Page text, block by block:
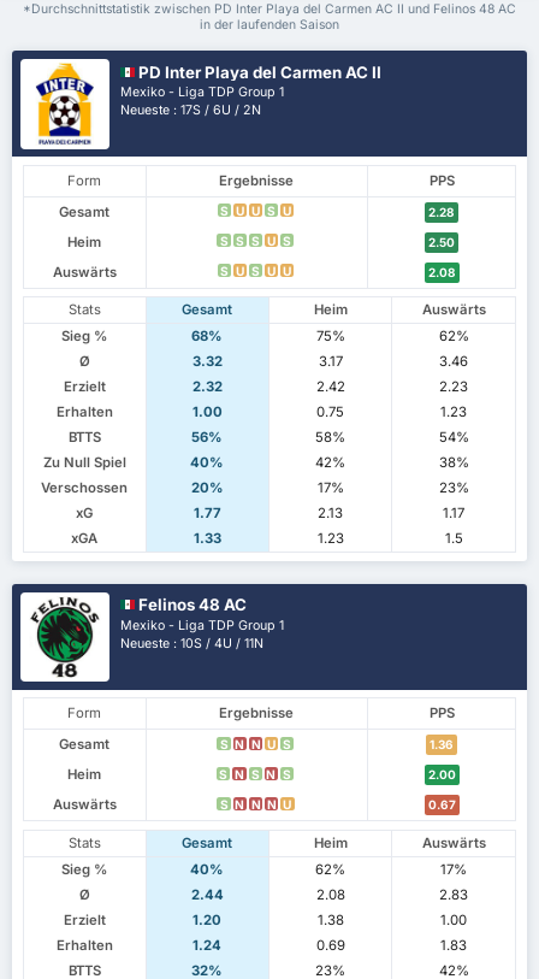
*Durchschnittstatistik zwischen PD Inter Playa del Carmen AC II und Felinos 48 AC
in der laufenden Saison
PD Inter Playa del Carmen AC II
Mexiko - Liga TDP Group 1
Neueste : 17S / 6U / 2N
Form Ergebnisse
PPS
Gesamt
S U U S U 2.28
Heim S S S U S 2.50
Auswärts S U S U U 2.08
Stats Gesamt Heim
Auswärts
Sieg %
68% 75%
62%
Ø
3.32 3.17
3.46
Erzielt
2.32 2.42
2.23
Erhalten
1.00 0.75
1.23
BTTS
56% 58%
54%
Zu Null Spiel
40% 42%
38%
Verschossen
20% 17%
23%
xG
1.77 2.13
1.17
xGA
1.33 1.23 1.5
Felinos 48 AC
Mexiko - Liga TDP Group 1
Neueste : 10S / 4U / 11N
Form Ergebnisse
PPS
Gesamt
S N N U S 1.36
Heim S N S N S 2.00
Auswärts S N N N U 0.67
Stats Gesamt Heim
Auswärts
Sieg %
40% 62%
17%
Ø
2.44 2.08
2.83
Erzielt
1.20 1.38
1.00
Erhalten
1.24 0.69
1.83
BTTS
32% 23%
42%